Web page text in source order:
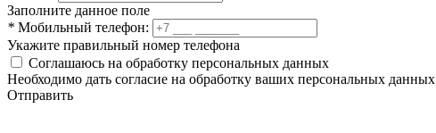
Заполните данное поле
* Мобильный телефон:
Укажите правильный номер телефона
Соглашаюсь на обработку персональных данных
Необходимо дать согласие на обработку ваших персональных данных
Отправить